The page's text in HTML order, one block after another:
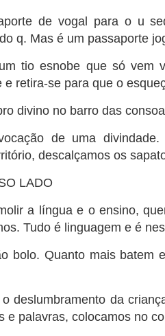
de vogal para o u
q. Mas é um passaporte
tio esnobe que só vem
e retira-se para que o
divino no barro das
de uma
descalçamos os
LADO
a língua e o ensino,
Tudo é linguagem e é
bolo. Quanto mais batem
deslumbramento da
e palavras, colocamos no